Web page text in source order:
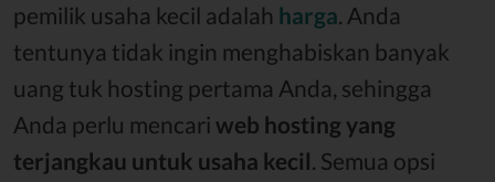
pemilik usaha kecil adalah harga . Anda
tentunya tidak ingin menghabiskan banyak
uang tuk hosting pertama Anda, sehingga
Anda perlu mencari web hosting yang
terjangkau untuk usaha kecil . Semua opsi